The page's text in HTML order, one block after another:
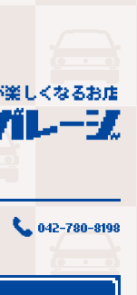
042-780-8198